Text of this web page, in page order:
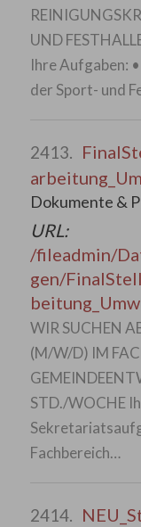
UND
Ihre Aufgaben:
der Sport- und
2413.
Dokumente &
URL:
/fileadmin/
gen/
WIR SUCHEN
(M/W/D) IM
STD./WOCHE
Fachbereich…
2414.